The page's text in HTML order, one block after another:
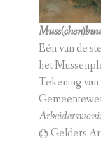
Eén van de
het
Tekening
© Gelders